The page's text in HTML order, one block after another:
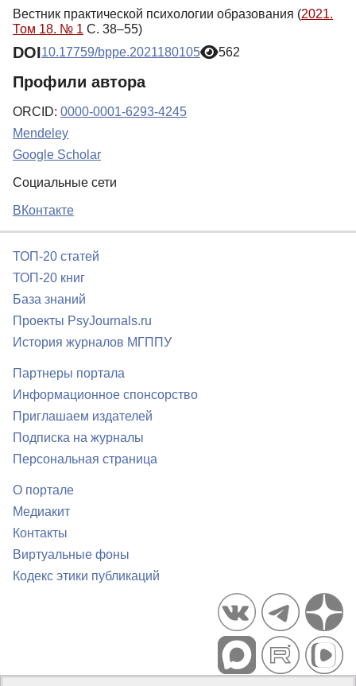
Вестник практической психологии образования (2021.
Том 18. № 1 С. 38–55)
DOI10.17759/bppe.2021180105 562
Профили автора
ORCID: 0000-0001-6293-4245
Mendeley
Google Scholar
Социальные сети
ВКонтакте
ТОП-20 статей
ТОП-20 книг
База знаний
Проекты PsyJournals.ru
История журналов МГППУ
Партнеры портала
Информационное спонсорство
Приглашаем издателей
Подписка на журналы
Персональная страница
О портале
Медиакит
Контакты
Виртуальные фоны
Кодекс этики публикаций